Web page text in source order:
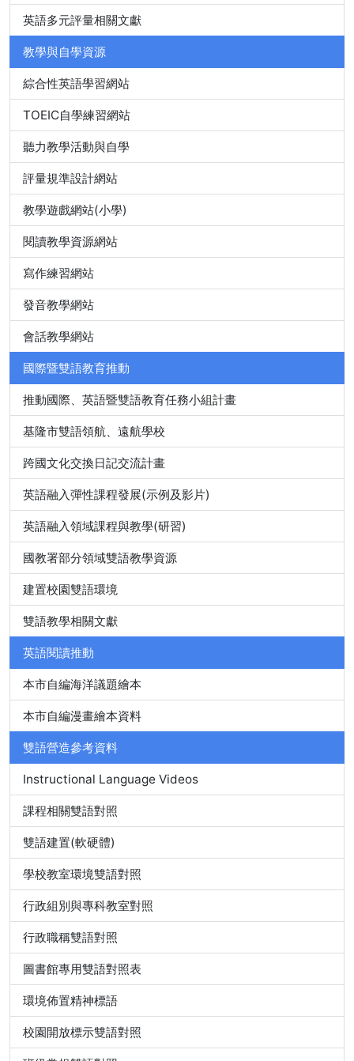
英語多元評量相關文獻
教學與自學資源
綜合性英語學習網站
TOEIC自學練習網站
聽力教學活動與自學
評量規準設計網站
教學遊戲網站(小學)
閱讀教學資源網站
寫作練習網站
發音教學網站
會話教學網站
國際暨雙語教育推動
推動國際、英語暨雙語教育任務小組計畫
基隆市雙語領航、遠航學校
跨國文化交換日記交流計畫
英語融入彈性課程發展(示例及影片)
英語融入領域課程與教學(研習)
國教署部分領域雙語教學資源
建置校園雙語環境
雙語教學相關文獻
英語閱讀推動
本市自編海洋議題繪本
本市自編漫畫繪本資料
雙語營造參考資料
Instructional Language Videos
課程相關雙語對照
雙語建置(軟硬體)
學校教室環境雙語對照
行政組別與專科教室對照
行政職稱雙語對照
圖書館專用雙語對照表
環境佈置精神標語
校園開放標示雙語對照